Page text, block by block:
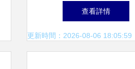
大型顆粒包裝機與濟南
品包裝機械設備解析
查看詳情
更新時間：2026-08-06 18:05:59